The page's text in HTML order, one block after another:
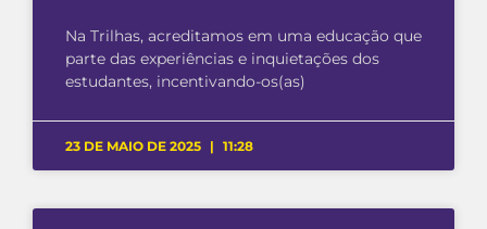
Na Trilhas, acreditamos em uma educação que
parte das experiências e inquietações dos
estudantes, incentivando-os(as)
23 DE MAIO DE 2025 11:28